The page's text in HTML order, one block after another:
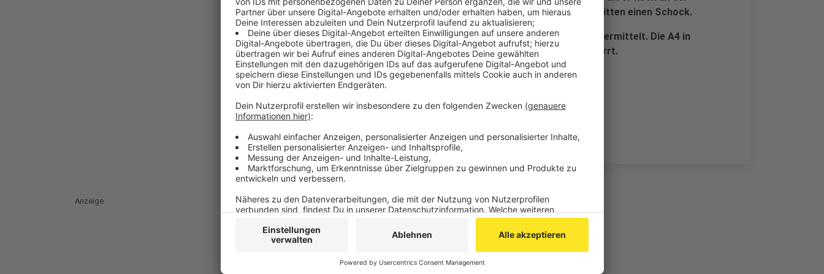
Unfallstelle. Die beiden Autofahrer, sowie eine Beifahrerin erlitten einen Schock.
Gegen den Golf-Fahrer wird jetzt wegen fahrlässiger Tötung ermittelt. Die A4 in
Richtung Aachen war bis zum frühen Samstagmorgen gesperrt.
Veröffentlicht:Montag, 29.08.2022 06:18
Anzeige
Anzeige